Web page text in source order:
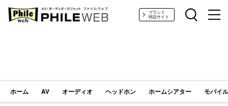
PHILE WEB｜AV/オーディオ/ガジェットブランド
特設サイト
ホーム AV オーディオ ヘッドホン ホームシアター モバイ